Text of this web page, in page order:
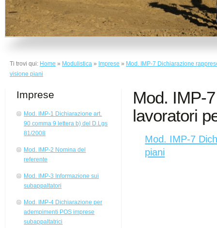
Ti trovi qui: Home » Modulistica » Imprese » Mod. IMP-7 Dichiarazione
visione piani
Imprese
Mod. IMP-1 Dichiarazione art.
90 comma 9 lettera b) del D.Lgs
81/2008
Mod. IMP-2 Nomina del
referente
Mod. IMP-3 Informazione sui
subappaltatori
Mod. IMP-4 Dichiarazione per
adempimenti POS imprese
subappaltatrici
Mod. IMP-
lavoratori
Mod. IMP-7
piani